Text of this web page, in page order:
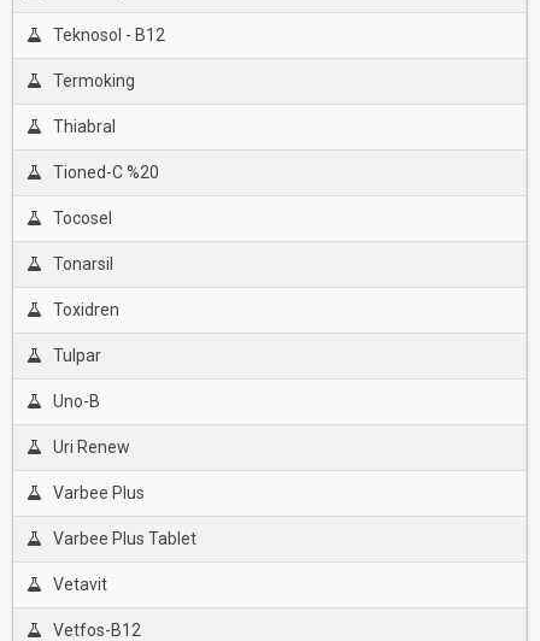
Teknosol - B12
Termoking
Thiabral
Tioned-C %20
Tocosel
Tonarsil
Toxidren
Tulpar
Uno-B
Uri Renew
Varbee Plus
Varbee Plus Tablet
Vetavit
Vetfos-B12